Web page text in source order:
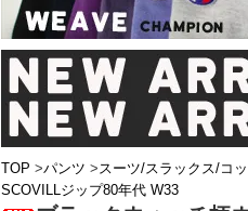
TOP >パンツ >スーツ/スラックス/コ
SCOVILLジップ80年代 W33